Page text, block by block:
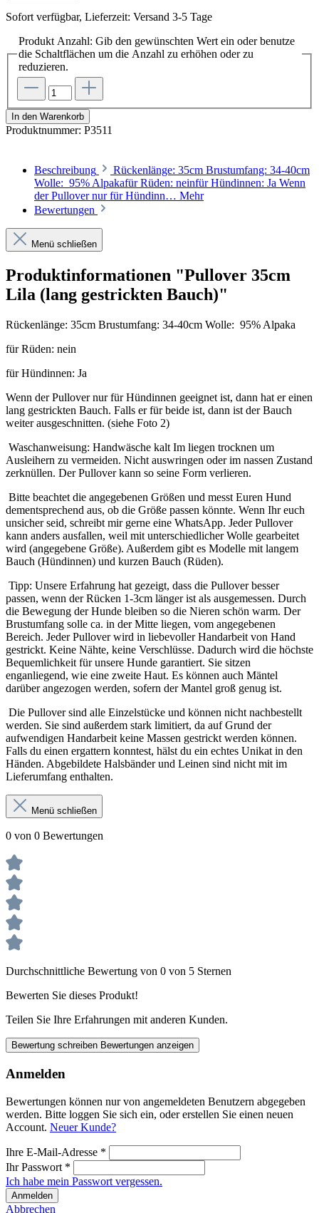
Sofort verfügbar, Lieferzeit: Versand 3-5 Tage
Produkt Anzahl: Gib den gewünschten Wert ein oder benutze
die Schaltflächen um die Anzahl zu erhöhen oder zu
reduzieren.
In den Warenkorb
Produktnummer: P3511
Beschreibung
Rückenlänge: 35cm Brustumfang: 34-40cm
Wolle: 95% Alpakafür Rüden: neinfür Hündinnen: Ja Wenn
der Pullover nur für Hündinn… Mehr
Bewertungen
Menü schließen
Produktinformationen "Pullover 35cm
Lila (lang gestrickten Bauch)"
Rückenlänge: 35cm Brustumfang: 34-40cm Wolle: 95% Alpaka
für Rüden: nein
für Hündinnen: Ja
Wenn der Pullover nur für Hündinnen geeignet ist, dann hat er einen
lang gestrickten Bauch. Falls er für beide ist, dann ist der Bauch
weiter ausgeschnitten. (siehe Foto 2)
Waschanweisung: Handwäsche kalt Im liegen trocknen um
Ausleihern zu vermeiden. Nicht auswringen oder im nassen Zustand
zerknüllen. Der Pullover kann so seine Form verlieren.
Bitte beachtet die angegebenen Größen und messt Euren Hund
dementsprechend aus, ob die Größe passen könnte. Wenn Ihr euch
unsicher seid, schreibt mir gerne eine WhatsApp. Jeder Pullover
kann anders ausfallen, weil mit unterschiedlicher Wolle gearbeitet
wird (angegebene Größe). Außerdem gibt es Modelle mit langem
Bauch (Hündinnen) und kurzen Bauch (Rüden).
Tipp: Unsere Erfahrung hat gezeigt, dass die Pullover besser
passen, wenn der Rücken 1-3cm länger ist als ausgemessen. Durch
die Bewegung der Hunde bleiben so die Nieren schön warm. Der
Brustumfang solle ca. in der Mitte liegen, vom angegebenen
Bereich. Jeder Pullover wird in liebevoller Handarbeit von Hand
gestrickt. Keine Nähte, keine Verschlüsse. Dadurch wird die höchste
Bequemlichkeit für unsere Hunde garantiert. Sie sitzen
enganliegend, wie eine zweite Haut. Es können auch Mäntel
darüber angezogen werden, sofern der Mantel groß genug ist.
Die Pullover sind alle Einzelstücke und können nicht nachbestellt
werden. Sie sind außerdem stark limitiert, da auf Grund der
aufwendigen Handarbeit keine Massen gestrickt werden können.
Falls du einen ergattern konntest, hälst du ein echtes Unikat in den
Händen. Abgebildete Halsbänder und Leinen sind nicht mit im
Lieferumfang enthalten.
Menü schließen
0 von 0 Bewertungen
Durchschnittliche Bewertung von 0 von 5 Sternen
Bewerten Sie dieses Produkt!
Teilen Sie Ihre Erfahrungen mit anderen Kunden.
Bewertung schreiben Bewertungen anzeigen
Anmelden
Bewertungen können nur von angemeldeten Benutzern abgegeben
werden. Bitte loggen Sie sich ein, oder erstellen Sie einen neuen
Account. Neuer Kunde?
Ihre E-Mail-Adresse *
Ihr Passwort *
Ich habe mein Passwort vergessen.
Anmelden
Abbrechen